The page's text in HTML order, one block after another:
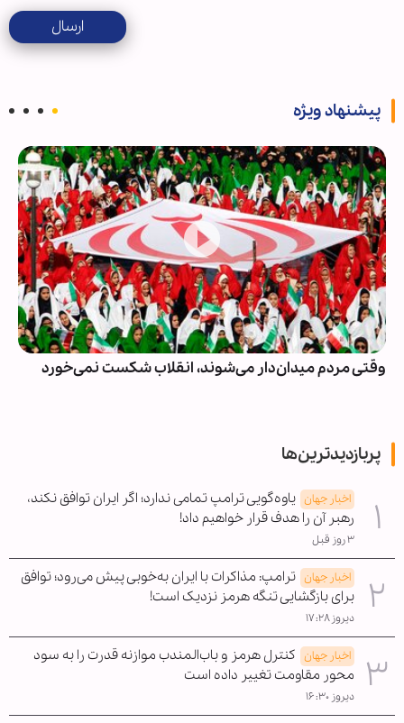
ارسال
پیشنهاد ویژه
وقتی مردم میدان‌دار می‌شوند، انقلاب شکست نمی‌خورد
پربازدیدترین‌ها
اخبار جهان یاوه‌گویی ترامپ تمامی ندارد؛ اگر ایران توافق نکند،
رهبر آن را هدف قرار خواهیم داد!
۳ روز قبل
اخبار جهان ترامپ: مذاکرات با ایران به‌خوبی پیش می‌رود؛ توافق
برای بازگشایی تنگه هرمز نزدیک است!
دیروز ۱۷:۲۸
اخبار جهان کنترل هرمز و باب‌المندب موازنه قدرت را به سود
محور مقاومت تغییر داده است
دیروز ۱۶:۳۰